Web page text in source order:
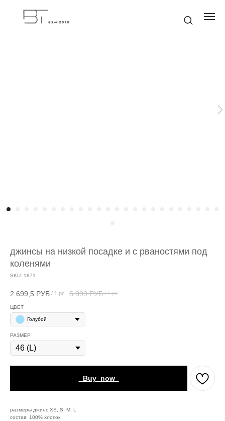
джинсы на низкой посадке и с рваностями под
коленями
SKU: 1871
2 699,5 РУБ / 1 pc 5 399 РУБ / 1 pc
ЦВЕТ
Голубой
РАЗМЕР
_Buy_now_
размеры джинс XS, S, M, L
состав: 100% хлопок